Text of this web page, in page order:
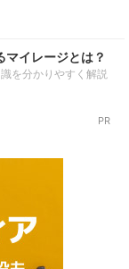
イレージとは？
を分かりやすく解説
PR